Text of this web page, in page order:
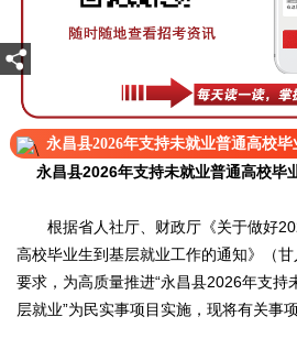
永昌县2026年支持未就业普通高校
永昌县2026年支持未就业普通高校毕
根据省人社厅、财政厅《关于做好
高校毕业生到基层就业工作的通知》（甘
要求，为高质量推进“永昌县2026年支持
层就业”为民实事项目实施，现将有关事